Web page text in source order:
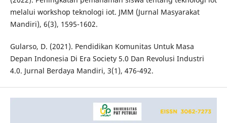
melalui workshop teknologi iot. JMM (Jurnal Masyarakat
Mandiri), 6(3), 1595-1602.
Gularso, D. (2021). Pendidikan Komunitas Untuk Masa
Depan Indonesia Di Era Society 5.0 Dan Revolusi Industri
4.0. Jurnal Berdaya Mandiri, 3(1), 476-492.